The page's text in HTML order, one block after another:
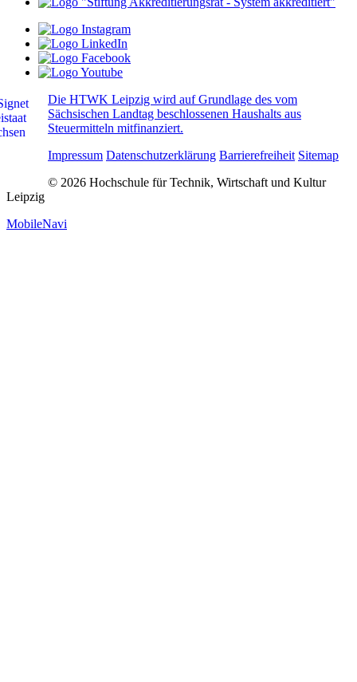
Die HTWK Leipzig wird auf Grundlage des vom
Sächsischen Landtag beschlossenen Haushalts aus
Steuermitteln mitfinanziert.
Impressum Datenschutzerklärung Barrierefreiheit Sitemap
© 2026 Hochschule für Technik, Wirtschaft und Kultur
Leipzig
MobileNavi